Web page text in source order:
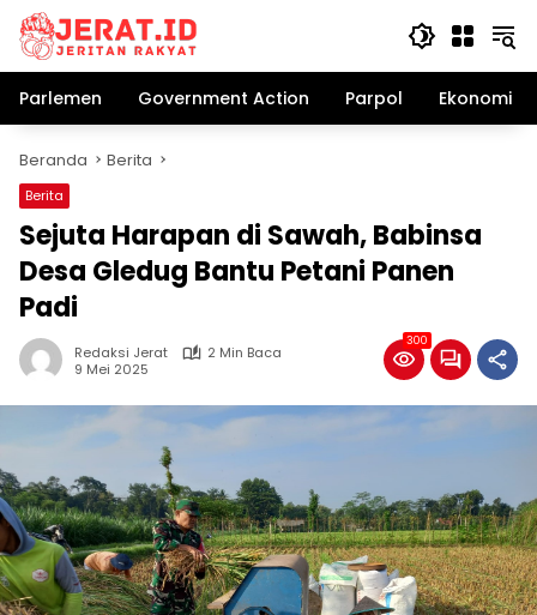
Langsung
konten
Parlemen
Government Action Parpol Ekonomi
Beranda Berita
Berita
Sejuta Harapan di Sawah, Babinsa
Desa Gledug Bantu Petani Panen
Padi
Redaksi Jerat
2 Min Baca
9 Mei 2025
300